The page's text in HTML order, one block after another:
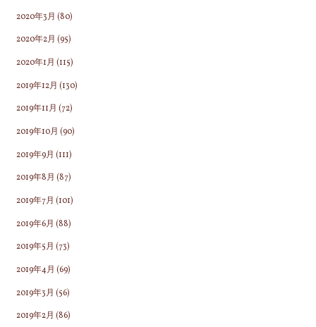
2020年3月 (80)
2020年2月 (95)
2020年1月 (115)
2019年12月 (130)
2019年11月 (72)
2019年10月 (90)
2019年9月 (111)
2019年8月 (87)
2019年7月 (101)
2019年6月 (88)
2019年5月 (73)
2019年4月 (69)
2019年3月 (56)
2019年2月 (86)